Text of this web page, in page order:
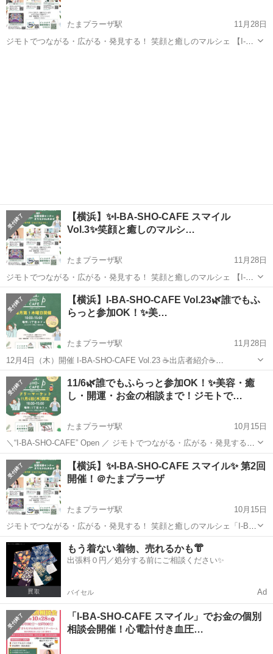
たまプラーザ駅
11月28日
ジモトでつながる・広がる・発見する！ 笑顔と癒しのマルシェ 【I-
【横浜】✨I-BA-SHO-CAFE スマイル
Vol.3✨笑顔と癒しのマルシ…
たまプラーザ駅
11月28日
ジモトでつながる・広がる・発見する！ 笑顔と癒しのマルシェ 【I-
BA-SHO-CAFE スマイル Vol.3】を開催します🎉 おしゃべりだけでも
OK！情報交換でもOK！ 気軽にリフレッシュできる空間です ...
神奈川 横浜市 たまプラーザ駅 マルシェ
【横浜】I-BA-SHO-CAFE Vol.23🌿誰でもふ
らっと参加OK！✨美…
たまプラーザ駅
11月28日
12月4日（木）開催 I-BA-SHO-CAFE Vol.23 ☕️出店者紹介☕️
❁.｡.:*:.｡.✽.｡.:*:.｡.❁.｡.:*:.｡.✽.｡.:*:.｡.❁.｡.:*:.｡.✽ ◆日時 2025年1...
神奈川 横浜市 たまプラーザ駅 ワークショップ
Instagram
11/6🌿誰でもふらっと参加OK！✨美容・癒
し・開運・お金の相談まで！ジモトで…
たまプラーザ駅
10月15日
＼“I-BA-SHO-CAFE” Open ／ ジモトでつながる・広がる・発見する！
笑顔と癒しのマルシェ “いばしょカフェ” どなたも出入り自由！ 交流・
情報交換・リフレッシュにお役立てください♪ 11月6...
神奈川 横浜市 たまプラーザ駅 マルシェ
【横浜】✨I-BA-SHO-CAFE スマイル✨ 第2回
開催！＠たまプラーザ
たまプラーザ駅
10月15日
ジモトでつながる・広がる・発見する！ 笑顔と癒しのマルシェ「I-BA-
SHO-CAFE」が新しい形になって登場します😊 これまで毎月第３木曜
日に 「たまプラーザ・3丁目カフェ」さんで22回開催してきた“I-BA-
S...
神奈川 横浜市 たまプラーザ駅 ワークショップ
Instagram
もう着ない着物、売れるかも👘
出張料０円／処分する前にご相談ください✨
バイセル Ad
「I-BA-SHO-CAFE スマイル」でお金の個別
相談会開催！心電計付き血圧…